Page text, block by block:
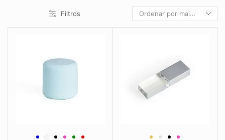
Filtros